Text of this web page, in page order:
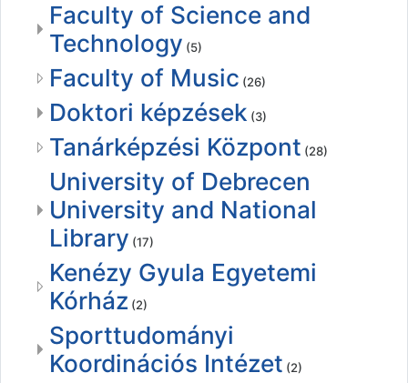
Faculty of Science and
Technology (5)
Faculty of Music (26)
Doktori képzések (3)
Tanárképzési Központ (28)
University of Debrecen
University and National
Library (17)
Kenézy Gyula Egyetemi
Kórház (2)
Sporttudományi
Koordinációs Intézet (2)